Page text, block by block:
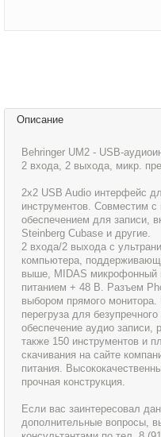
Описание
Behringer UM2 - USB-
2 входа, 2 выхода, микр.
2х2 USB Audio интерфейс
инструментов. Совместим
обеспечением для записи,
Steinberg Cubase и другие.
2 входа/2 выхода с
компьютера,
выше, MIDAS микрофонный
питанием + 48 В. Разъем
выбором прямого монитора.
перегруза для
обеспечение аудио записи,
также 150 инструментов и
скачивания на сайте
питания.
прочная конструкция.
Если вас заинтересовал
дополнительные вопросы,